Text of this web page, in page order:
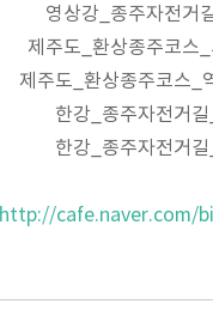
영상강_종주자전거
제주도_환상종주코스
제주도_환상종주코스_
한강_종주자전거길
한강_종주자전거길
http://cafe.naver.com/